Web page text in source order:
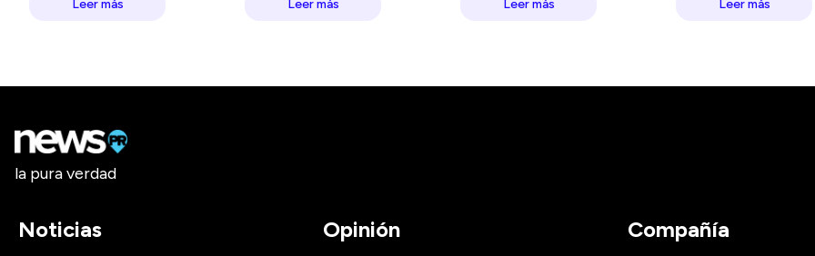
Leer más Leer más Leer más Leer más
la pura verdad
Noticias Opinión Compañía